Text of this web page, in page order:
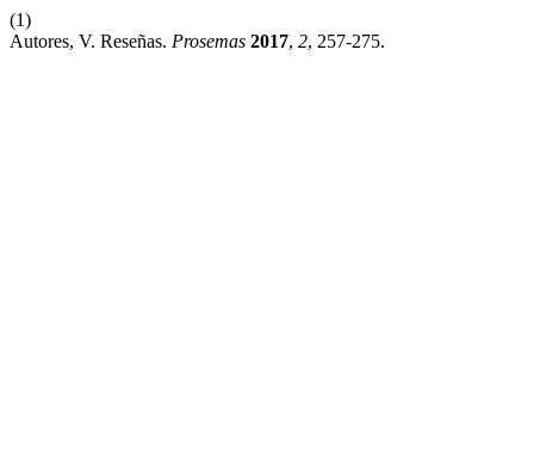
(1)
Autores, V. Reseñas. Prosemas 2017, 2, 257-275.